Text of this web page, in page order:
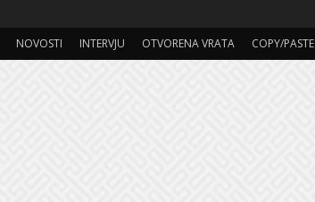
NOVOSTI INTERVJU OTVORENA VRATA COPY/PASTE